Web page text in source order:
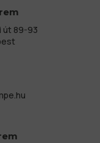
út 89-93